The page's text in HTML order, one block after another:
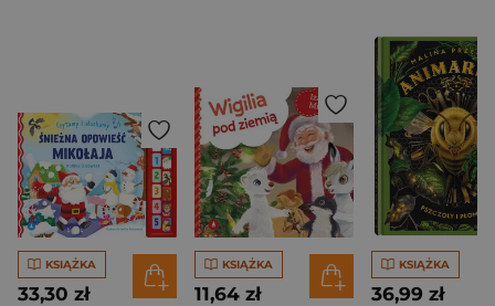
KSIĄŻKA
33,30 zł
KSIĄŻKA
11,64 zł
KSIĄŻKA
36,99 zł